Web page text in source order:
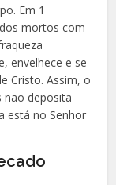
Em 1
mortos com
envelhece e se
Cristo. Assim, o
não deposita
está no Senhor